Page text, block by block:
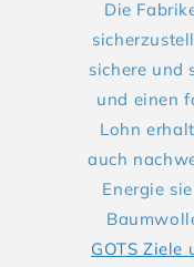
Die
sichere und
und einen
Lohn
auch
Energie
GOTS